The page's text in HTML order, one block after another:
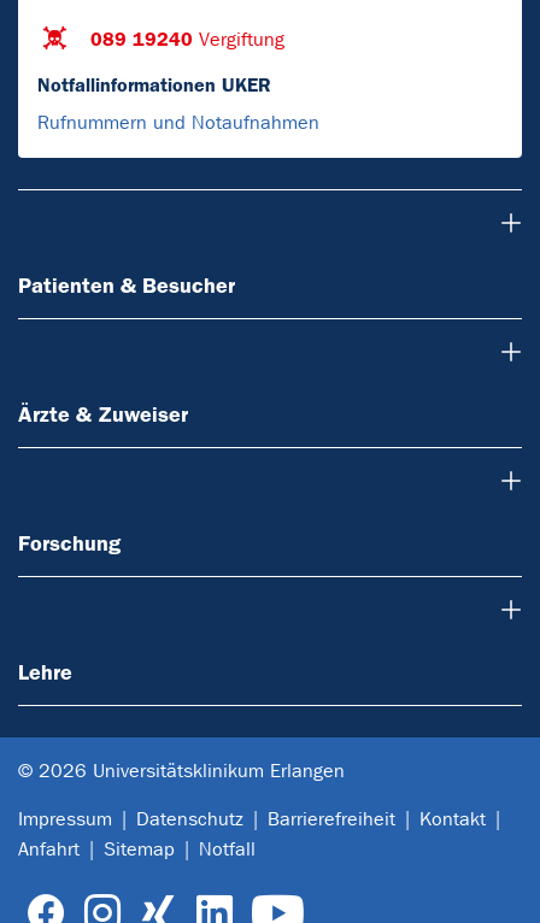
089 19240 Vergiftung
Notfallinformationen UKER
Rufnummern und Notaufnahmen
Patienten & Besucher
Ärzte & Zuweiser
Forschung
Lehre
© 2026 Universitätsklinikum Erlangen
Impressum Datenschutz Barrierefreiheit
Kontakt
Anfahrt
Sitemap Notfall